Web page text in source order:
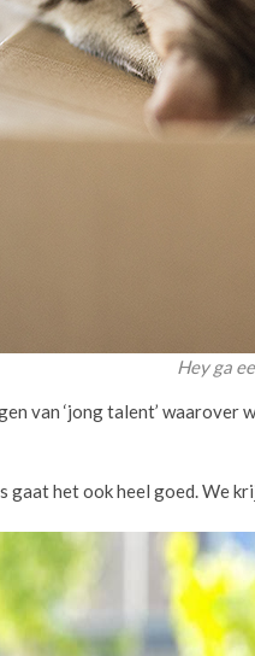
Hey ga
van ‘jong talent’ waarover
het ook heel goed. We